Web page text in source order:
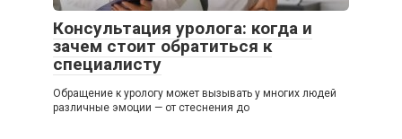
Консультация уролога: когда и
зачем стоит обратиться к
специалисту
Обращение к урологу может вызывать у многих людей
различные эмоции — от стеснения до